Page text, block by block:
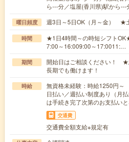
ら---分／塩屋(香川県)駅から
曜日頻度 週3日～5日OK（月～金） ★
時間
★1日4時間～の時短シフト
7:00～16:009:00～17:0011:…
期間
開始日はご相談ください！
長期でも働けます！
時給
無資格未経験：時給1250円
日払い／週払い制度あり（月
は手続き完了次第のお支払いと
交通費
交通費全額支給※規定有